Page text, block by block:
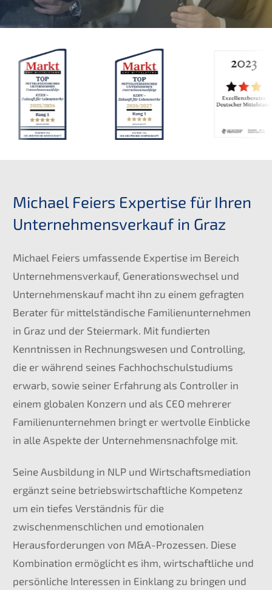
Michael Feiers Expertise für Ihren
Unternehmensverkauf in Graz
Michael Feiers umfassende Expertise im Bereich
Unternehmensverkauf, Generationswechsel und
Unternehmenskauf macht ihn zu einem gefragten
Berater für mittelständische Familienunternehmen
in Graz und der Steiermark. Mit fundierten
Kenntnissen in Rechnungswesen und Controlling,
die er während seines Fachhochschulstudiums
erwarb, sowie seiner Erfahrung als Controller in
einem globalen Konzern und als CEO mehrerer
Familienunternehmen bringt er wertvolle Einblicke
in alle Aspekte der Unternehmensnachfolge mit.
Seine Ausbildung in NLP und Wirtschaftsmediation
ergänzt seine betriebswirtschaftliche Kompetenz
um ein tiefes Verständnis für die
zwischenmenschlichen und emotionalen
Herausforderungen von M&A-Prozessen. Diese
Kombination ermöglicht es ihm, wirtschaftliche und
persönliche Interessen in Einklang zu bringen und